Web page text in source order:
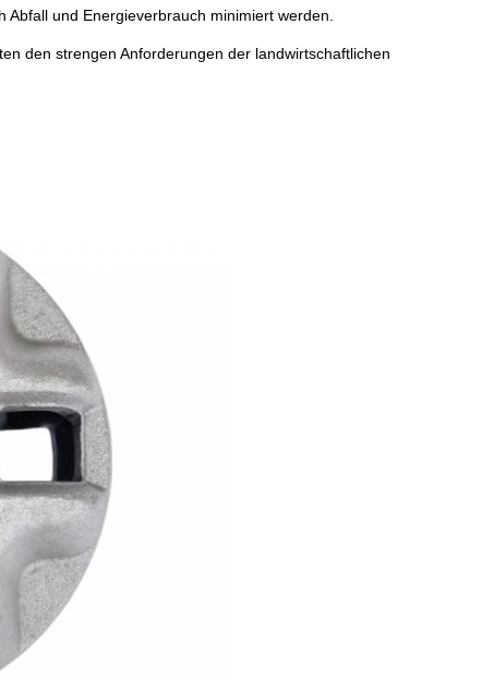
und Energieverbrauch minimiert werden.
den strengen Anforderungen der landwirtschaftlichen